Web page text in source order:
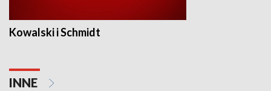
Kowalski i Schmidt
INNE